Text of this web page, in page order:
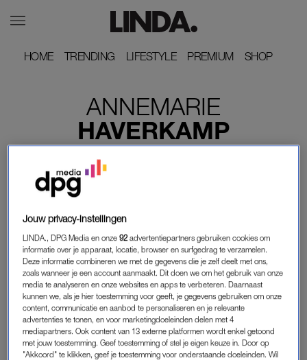
HOME
HOME TRENDING
TRENDING LIFESTYLE
LIFESTYLE PREMIUM
PREMIUM SHOP
SHOP
ANNEMARIE
HAVERKAMP
LINDA.
‘ZOEK ELKAAR OP EN PRAAT OVER JE
VERDRIET, PAS DAN KAN DE DONKERE GROT
EEN TUNNEL WORDEN'
Jouw privacy-instellingen
LINDA., DPG Media en onze92 advertentiepartners gebruiken cookies om
informatie over je apparaat, locatie, browser en surfgedrag te verzamelen.
Deze informatie combineren we met de gegevens die je zelf deelt met ons,
zoals wanneer je een account aanmaakt. Dit doen we om het gebruik van onze
media te analyseren en onze websites en apps te verbeteren. Daarnaast
kunnen we, als je hier toestemming voor geeft, je gegevens gebruiken om onze
content, communicatie en aanbod te personaliseren en je relevante
advertenties te tonen, en voor marketingdoeleinden delen met 4
mediapartners. Ook content van 13 externe platformen wordt enkel getoond
met jouw toestemming. Geef toestemming of stel je eigen keuze in. Door op
"Akkoord" te klikken, geef je toestemming voor onderstaande doeleinden. Wil